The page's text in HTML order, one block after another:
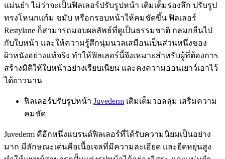
แม่นยำ ไม่ว่าจะเป็นฟิลเลอร์ปรับรูปหน้า เติมเต็มร่องลึก ปรับรูป
ทรงโหนกแก้ม ขมับ หรือกรอบหน้าให้คมชัดขึ้น ฟิลเลอร์
Restylane ก็สามารถมอบผลลัพธ์ที่ดูเป็นธรรมชาติ กลมกลืนไป
กับใบหน้า และให้ความรู้สึกนุ่มนวลเสมือนเป็นส่วนหนึ่งของ
ผิวหนังอย่างแท้จริง ทำให้ฟิลเลอร์นี้จึงเหมาะสำหรับผู้ที่ต้องการ
สร้างมิติให้ใบหน้าอย่างเรียบเนียน และคงความอ่อนเยาว์เอาไว้
ได้ยาวนาน
ฟิลเลอร์ปรับรูปหน้า Juvederm เติมเต็มวอลลุ่ม เสริมความ
คมชัด
Juvederm คือีกหนึ่งแบรนด์ฟิลเลอร์ที่ได้รับความนิยมเป็นอย่าง
มาก มีลักษณะเด่นคือเนื้อเจลที่มีความละเอียด และยืดหยุ่นสูง